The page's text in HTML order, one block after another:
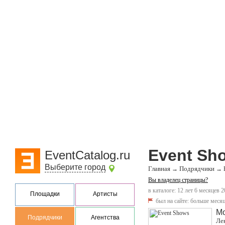
EventCatalog.ru
Выберите город
Площадки Артисты
Подрядчики Агентства
Event
Главная → Подрядчики →
Вы владелец страницы?
в каталоге: 12 лет 6 месяцев
был на сайте: больше